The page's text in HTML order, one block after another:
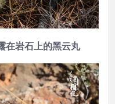
岩石上的黑云丸